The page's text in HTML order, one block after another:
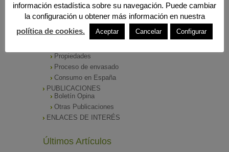
Archivos Corporativos
GALERÍA DE IMÁGENES
CONTACTO
ENVASADO DE ACEITE
Propiedades
Proceso de envasado
Consumo en España
PUBLICACIONES
Boletín Opina
Otras Publicaciones
ENLACES DE INTERÉS
Últimos Artículos
información estadística sobre su navegación. Puede cambiar
la configuración u obtener más información en nuestra
política de cookies.
Aceptar Cancelar Configurar